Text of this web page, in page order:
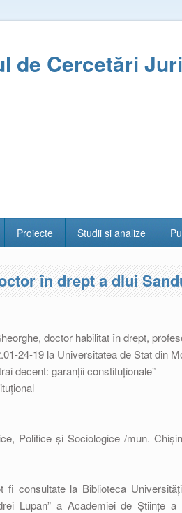
de Cercetări
Proiecte Studii și analize
în drept a dlui
doctor habilitat în drept,
24-19 la Universitatea de Stat din
decent: garanții constituționale”
Politice și Sociologice /mun.
consultate la Biblioteca
Lupan” a Academiei de Științe